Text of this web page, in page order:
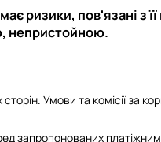
ризики, пов'язані з
непристойною.
Умови та комісії за
запропонованих